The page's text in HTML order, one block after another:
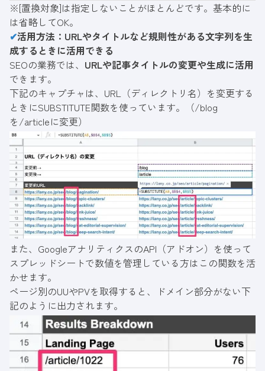
※[置換対象]は指定しないことがほとんどです。基本的に
は省略してOK。
✔活用方法：URLやタイトルなど規則性がある文字列を生
成するときに活用できる
SEOの業務では、 URLや記事タイトルの変更や生成に活用
できます。
下記のキャプチャは、URL（ディレクトリ名）を変更する
ときにSUBSTITUTE関数を使っています。（/blog
を/articleに変更）
また、GoogleアナリティクスのAPI（アドオン）を使って
スプレッドシートで数値を管理している方はこの関数を活
かせます。
ページ別のUUやPVを取得すると、ドメイン部分がない下
記のように出力されます。